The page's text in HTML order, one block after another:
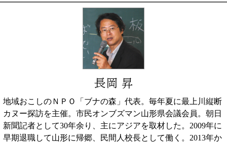
長岡 昇
地域おこしのＮＰＯ「ブナの森」代表。毎年夏に最上川縦断
カヌー探訪を主催。市民オンブズマン山形県会議会員。朝日
新聞記者として30年余り、主にアジアを取材した。2009年に
早期退職して山形に帰郷、民間人校長として働く。2013年か